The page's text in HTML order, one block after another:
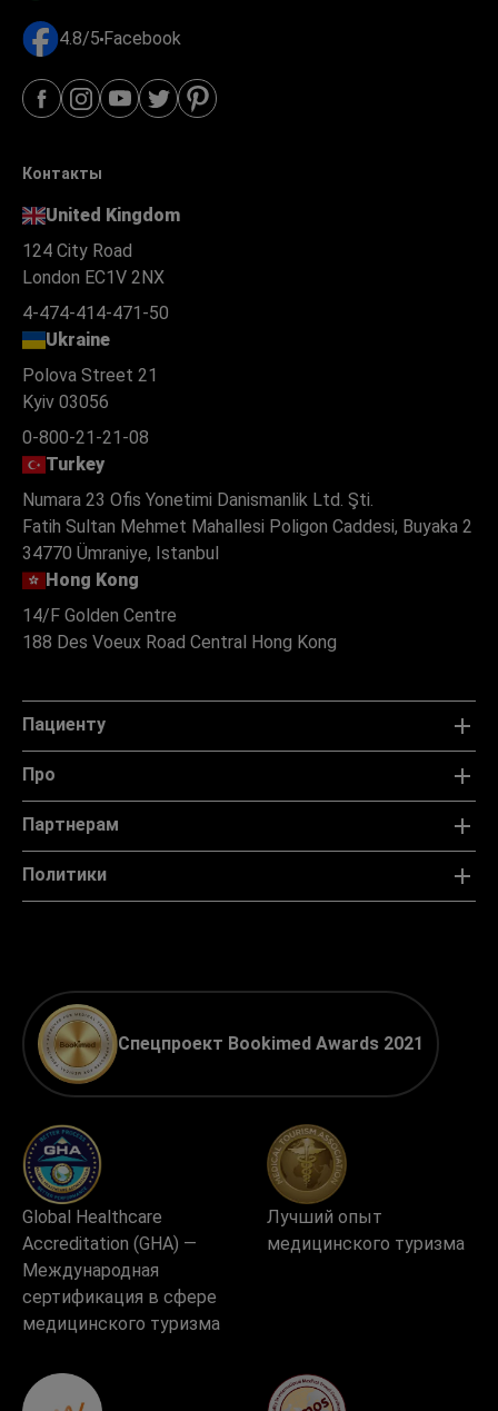
4.8/5 Facebook
Контакты
United Kingdom
124 City Road
London EC1V 2NX
4-474-414-471-50
Ukraine
Polova Street 21
Kyiv 03056
0-800-21-21-08
Turkey
Numara 23 Ofis Yonetimi Danismanlik Ltd. Şti.
Fatih Sultan Mehmet Mahallesi Poligon Caddesi, Buyaka 2
34770 Ümraniye, Istanbul
Hong Kong
14/F Golden Centre
188 Des Voeux Road Central Hong Kong
Пациенту
Про
Партнерам
Политики
Спецпроект Bookimed Awards 2021
Global Healthcare
Accreditation (GHA) —
Международная
сертификация в сфере
медицинского туризма
Лучший опыт
медицинского туризма